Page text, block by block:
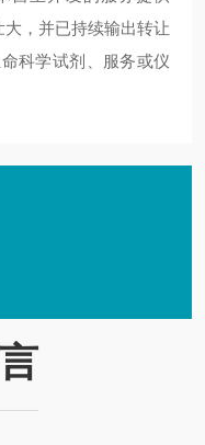
，并已持续输出转让
科学试剂、服务或仪